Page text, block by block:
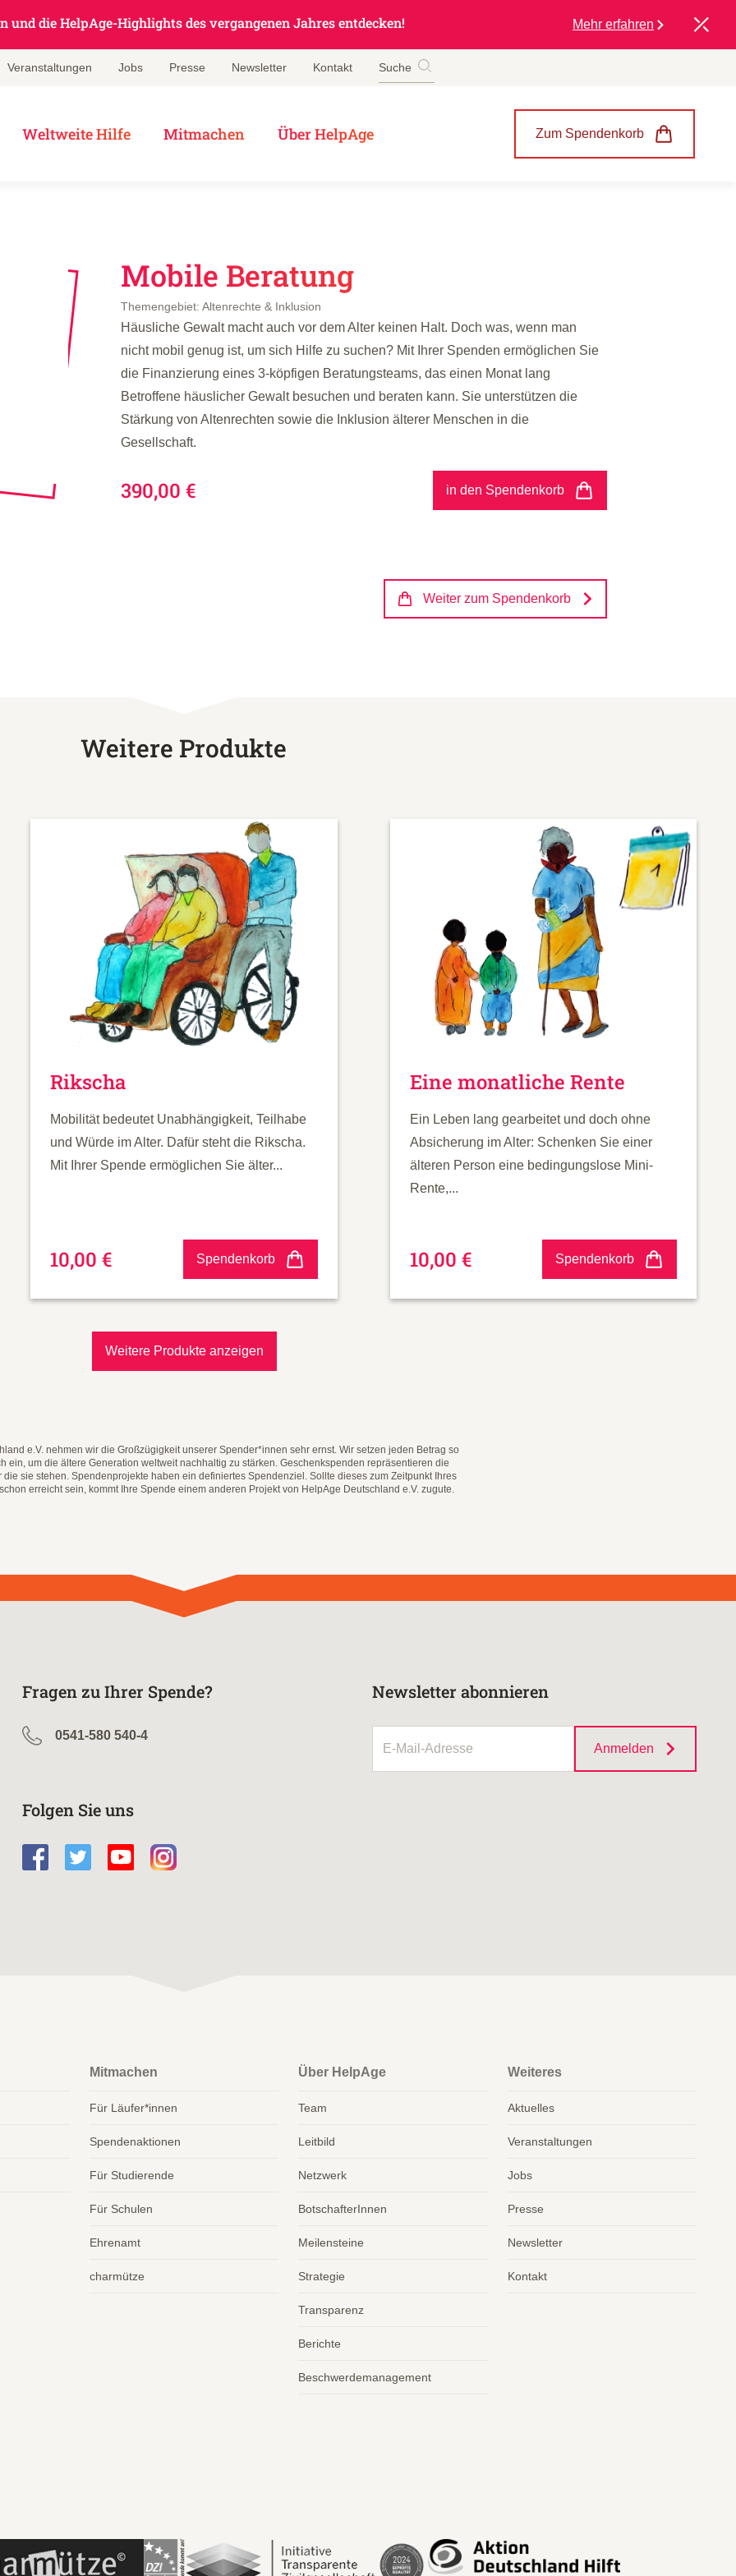
und die HelpAge-Highlights des vergangenen Jahres entdecken! Mehr erfahren
Veranstaltungen Jobs Presse Newsletter Kontakt Suche
Spendenaktionen
Weltweite Hilfe
Jede Oma zählt
Mitmachen
BMW Berlin-Marathon
Über HelpAge Zum Spendenkorb
Mobile Beratung
Themengebiet: Altenrechte & Inklusion
Häusliche Gewalt macht auch vor dem Alter keinen Halt. Doch was, wenn man
nicht mobil genug ist, um sich Hilfe zu suchen? Mit Ihrer Spenden ermöglichen Sie
die Finanzierung eines 3-köpfigen Beratungsteams, das einen Monat lang
Betroffene häuslicher Gewalt besuchen und beraten kann. Sie unterstützen die
Stärkung von Altenrechten sowie die Inklusion älterer Menschen in die
Gesellschaft.
390,00 € in den Spendenkorb
Weiter zum Spendenkorb
Weitere Produkte
Rikscha
Mobilität bedeutet Unabhängigkeit, Teilhabe
und Würde im Alter. Dafür steht die Rikscha.
Mit Ihrer Spende ermöglichen Sie älter...
10,00 € Spendenkorb
Eine monatliche Rente
Ein Leben lang gearbeitet und doch ohne
Absicherung im Alter: Schenken Sie einer
älteren Person eine bedingungslose Mini-
Rente,...
10,00 € Spendenkorb
Weitere Produkte anzeigen
e.V. nehmen wir die Großzügigkeit unserer Spender*innen sehr ernst. Wir setzen jeden Betrag so
ein, um die ältere Generation weltweit nachhaltig zu stärken. Geschenkspenden repräsentieren die
die sie stehen. Spendenprojekte haben ein definiertes Spendenziel. Sollte dieses zum Zeitpunkt Ihres
erreicht sein, kommt Ihre Spende einem anderen Projekt von HelpAge Deutschland e.V. zugute.
Fragen zu Ihrer Spende?
0541-580 540-4
Folgen Sie uns
Newsletter abonnieren
Anmelden
Mitmachen
Für Läufer*innen
Spendenaktionen
Für Studierende
Für Schulen
Ehrenamt
charmütze
Über HelpAge
Team
Leitbild
Netzwerk
BotschafterInnen
Meilensteine
Strategie
Transparenz
Berichte
Beschwerdemanagement
Weiteres
Aktuelles
Veranstaltungen
Jobs
Presse
Newsletter
Kontakt